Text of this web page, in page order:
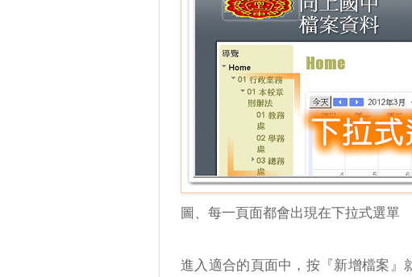
圖、每一頁面都會出現在下拉式選單
進入適合的頁面中，按『新增檔案』